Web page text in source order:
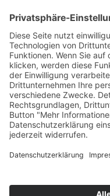
Ich habe die
Kenntnis
meine Angaben
Beantwortung
elektronisch
werden.
Nachricht absenden